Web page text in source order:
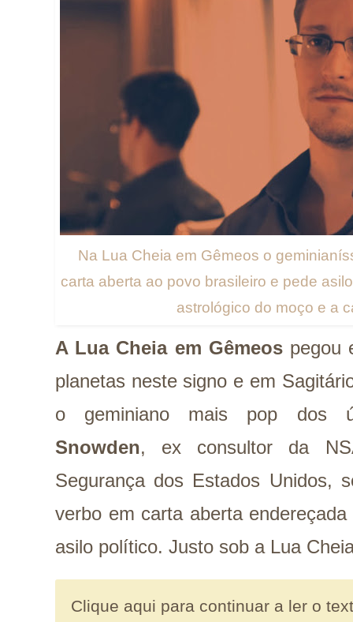
Na Lua Cheia em Gêmeos o
carta aberta ao povo brasileiro e pede
astrológico do moço e a
A Lua Cheia em Gêmeospegou
planetas neste signo e em
o geminiano mais pop dos
Snowden, ex consultor da
Segurança dos Estados Unidos,
verbo em carta aberta
asilo político. Justo sob a Lua
Clique aqui para continuar a ler o